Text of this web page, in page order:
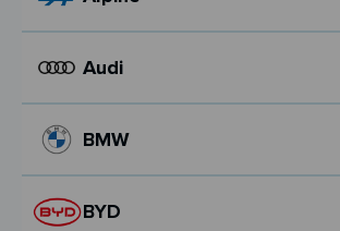
Audi
BMW
BYD